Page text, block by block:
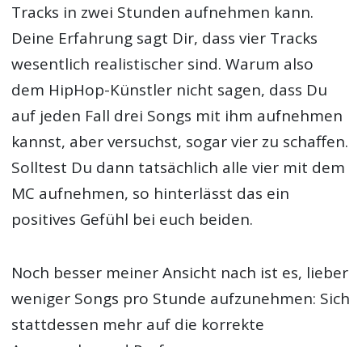
Tracks in zwei Stunden aufnehmen kann.
Deine Erfahrung sagt Dir, dass vier Tracks
wesentlich realistischer sind. Warum also
dem HipHop-Künstler nicht sagen, dass Du
auf jeden Fall drei Songs mit ihm aufnehmen
kannst, aber versuchst, sogar vier zu schaffen.
Solltest Du dann tatsächlich alle vier mit dem
MC aufnehmen, so hinterlässt das ein
positives Gefühl bei euch beiden.
Noch besser meiner Ansicht nach ist es, lieber
weniger Songs pro Stunde aufzunehmen: Sich
stattdessen mehr auf die korrekte